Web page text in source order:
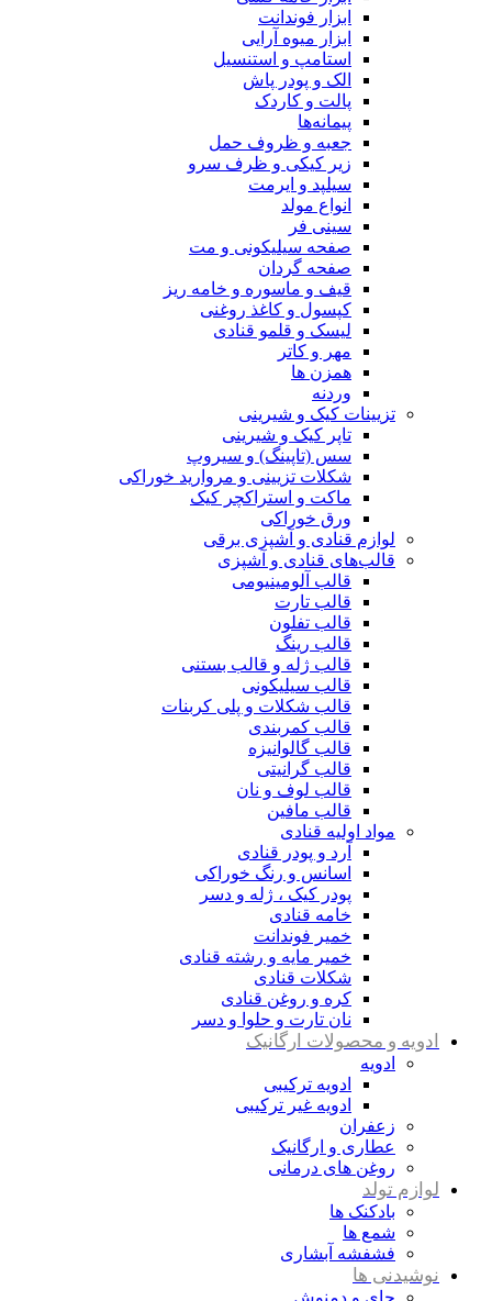
ابزار فوندانت
ابزار میوه آرایی
استامپ و استنسیل
الک و پودر پاش
پالت و کاردک
پیمانه‌ها
جعبه و ظروف حمل
زیر کیکی و ظرف سرو
سیلپد و ایرمت
انواع مولد
سینی فر
صفحه سیلیکونی و مت
صفحه گردان
قیف و ماسوره و خامه ریز
کپسول و کاغذ روغنی
لیسک و قلمو قنادی
مهر و کاتر
همزن ها
وردنه
تزیینات کیک و شیرینی
تاپر کیک و شیرینی
سس (تاپینگ) و سیروپ
شکلات تزیینی و مروارید خوراکی
ماکت و استراکچر کیک
ورق خوراکی
لوازم قنادی و آشپزی برقی
قالب‌های قنادی و آشپزی
قالب آلومینیومی
قالب تارت
قالب تفلون
قالب رینگ
قالب ژله و قالب بستنی
قالب سیلیکونی
قالب شکلات و پلی کربنات
قالب کمربندی
قالب گالوانیزه
قالب گرانیتی
قالب لوف و نان
قالب مافین
مواد اولیه قنادی
آرد و پودر قنادی
اسانس و رنگ خوراکی
پودر کیک ، ژله و دسر
خامه قنادی
خمیر فوندانت
خمیر مایه و رشته قنادی
شکلات قنادی
کره و روغن قنادی
نان تارت و حلوا و دسر
ادویه و محصولات ارگانیک
ادویه
ادویه ترکیبی
ادویه غیر ترکیبی
زعفران
عطاری و ارگانیک
روغن های درمانی
لوازم تولد
بادکنک ها
شمع ها
فشفشه آبشاری
نوشیدنی ها